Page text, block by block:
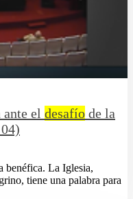
el desafío de la
benéfica. La Iglesia,
tiene una palabra para